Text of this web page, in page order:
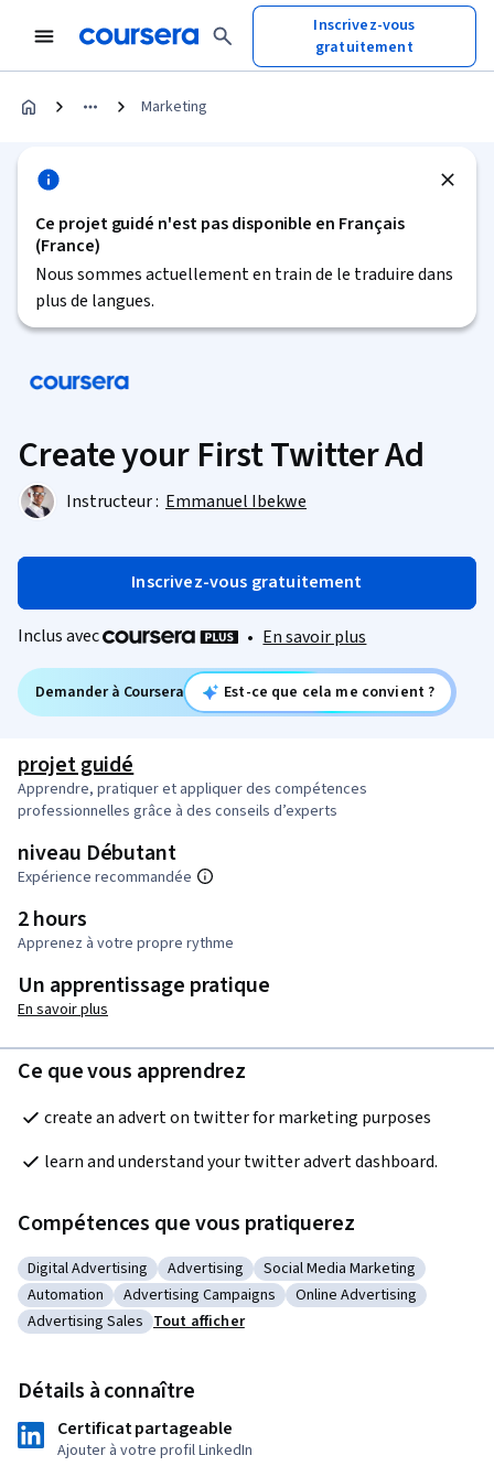
Inscrivez-vous
gratuitement
Marketing
Ce projet guidé n'est pas disponible en Français
(France)
Nous sommes actuellement en train de le traduire dans
plus de langues.
Create your First Twitter Ad
Instructeur : Emmanuel Ibekwe
Inscrivez-vous gratuitement
Inclus avec • En savoir plus
Demander à Coursera Est-ce que cela me convient ?
projet guidé
Apprendre, pratiquer et appliquer des compétences
professionnelles grâce à des conseils d’experts
niveau Débutant
Expérience recommandée
2 hours
Apprenez à votre propre rythme
Un apprentissage pratique
En savoir plus
Ce que vous apprendrez
create an advert on twitter for marketing purposes
learn and understand your twitter advert dashboard.
Compétences que vous pratiquerez
Catégorie : Digital Advertising
Digital Advertising Catégorie : Advertising
Advertising Catégorie : Social Media
Social Media Marketing
Catégorie : Automation
Automation Catégorie : Advertising Campaigns
Advertising Campaigns Catégorie : Online
Online Advertising
Catégorie : Advertising Sales
Advertising Sales Tout afficher
Détails à connaître
Certificat partageable
Ajouter à votre profil LinkedIn